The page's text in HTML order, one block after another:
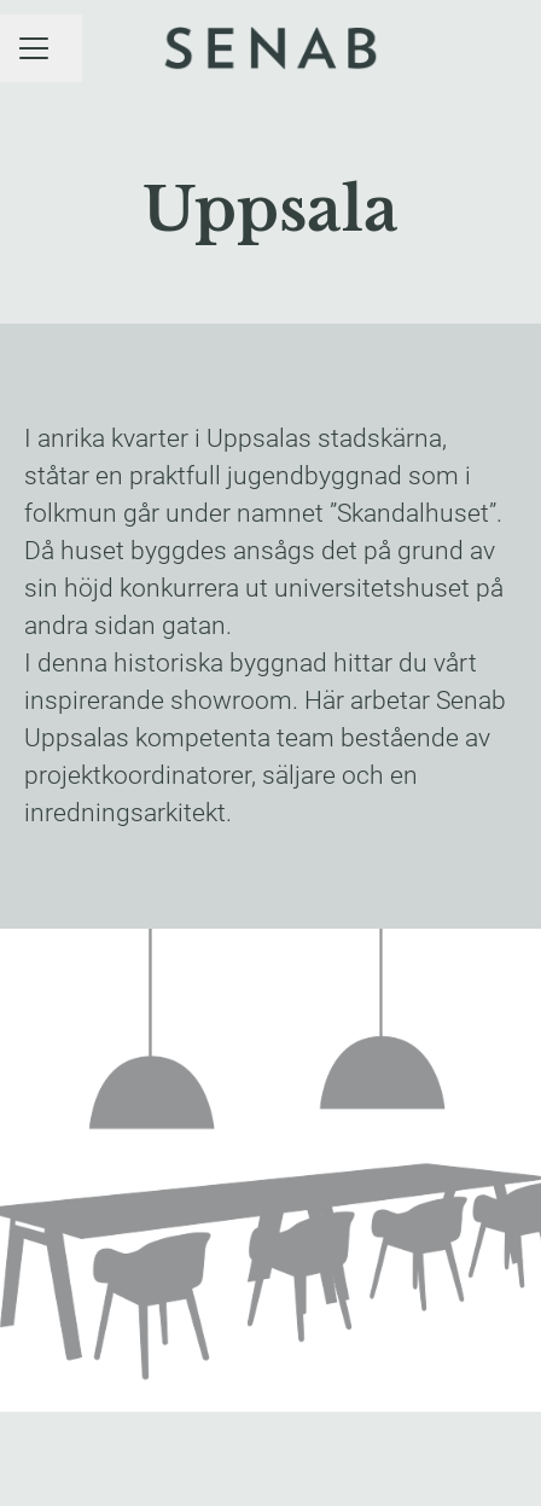
KARRIÄRMENY
Dela sidan
Uppsala
I anrika kvarter i Uppsalas stadskärna,
ståtar en praktfull jugendbyggnad som i
folkmun går under namnet ”Skandalhuset”.
Då huset byggdes ansågs det på grund av
sin höjd konkurrera ut universitetshuset på
andra sidan gatan.
I denna historiska byggnad hittar du vårt
inspirerande showroom. Här arbetar Senab
Uppsalas kompetenta team bestående av
projektkoordinatorer, säljare och en
inredningsarkitekt.